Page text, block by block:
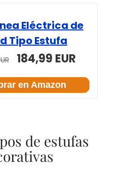
Eléctrica de
Tipo Estufa
184,99 EUR
en Amazon
de estufas